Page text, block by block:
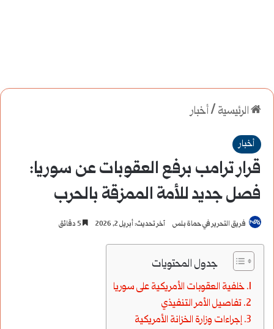
الرئيسية /أخبار
أخبار
قرار ترامب برفع العقوبات عن سوريا:
فصل جديد للأمة الممزقة بالحرب
فريق التحرير في حماة بلس آخر تحديث: أبريل 2, 2026
جدول المحتويات
خلفية العقوبات الأمريكية على سوريا
تفاصيل الأمر التنفيذي
إجراءات وزارة الخزانة الأمريكية